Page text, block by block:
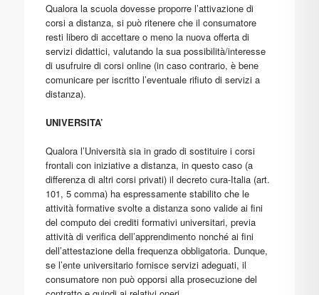
Qualora la scuola dovesse proporre l’attivazione di
corsi a distanza, si può ritenere che il consumatore
resti libero di accettare o meno la nuova offerta di
servizi didattici, valutando la sua possibilità/interesse
di usufruire di corsi online (in caso contrario, è bene
comunicare per iscritto l’eventuale rifiuto di servizi a
distanza).
UNIVERSITA’
Qualora l’Università sia in grado di sostituire i corsi
frontali con iniziative a distanza, in questo caso (a
differenza di altri corsi privati) il decreto cura-Italia (art.
101, 5 comma) ha espressamente stabilito che le
attività formative svolte a distanza sono valide ai fini
del computo dei crediti formativi universitari, previa
attività di verifica dell’apprendimento nonché ai fini
dell’attestazione della frequenza obbligatoria. Dunque,
se l’ente universitario fornisce servizi adeguati, il
consumatore non può opporsi alla prosecuzione del